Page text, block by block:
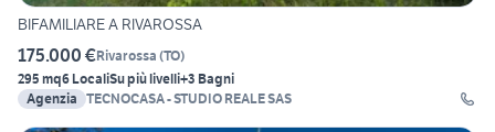
BIFAMILIARE A RIVAROSSA
175.000 €Rivarossa (TO)
295 mq6 LocaliSu più livelli+3 Bagni
Agenzia
TECNOCASA - STUDIO REALE SAS